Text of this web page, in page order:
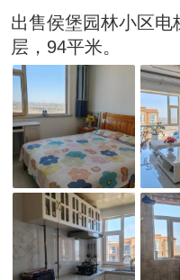
出售侯堡园林小区
层，94平米。